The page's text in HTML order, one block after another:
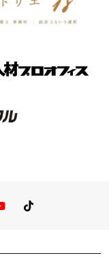
You TubeTikTok